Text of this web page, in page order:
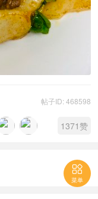
帖子ID: 468598
1371赞


菜单